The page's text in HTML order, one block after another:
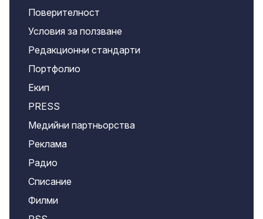
Поверителност
Условия за ползване
Редакционни стандарти
Портфолио
Екип
PRESS
Медийни партньорства
Реклама
Радио
Списание
Филми